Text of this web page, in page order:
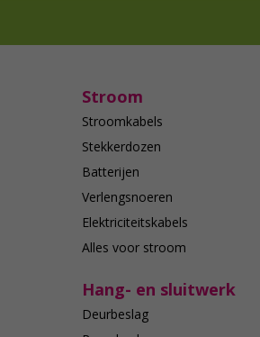
Stroom
Stroomkabels
Stekkerdozen
Batterijen
Verlengsnoeren
Elektriciteitskabels
Alles voor stroom
Hang- en sluitwerk
Deurbeslag